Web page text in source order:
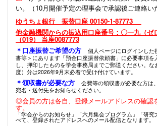
い。（10月開催予定の理事会で承認後ご連絡い
ゆうちょ銀行 振替口座 00150-1-87773
他金融機関からの振込用口座番号：〇一九（ゼ
（019） 当座0087773
＊口座振替ご希望の方
個人ページにログインした
書等＞にあります「預金口座振替依頼書」に必要事項を
し、押印したものを学会事務局までご郵送ください。な
度）分は2026年9月末必着で受け付けています。
＊領収書が必要な方
会費等の領収書が必要な方は
宛名・送付先をお知らせください。
◎会員の方は各自、登録メールアドレスの確認
す。
「学会からのお知らせ」「六月集会プログラム」「研
べて、登録されたアドレスへのメール配信となります。